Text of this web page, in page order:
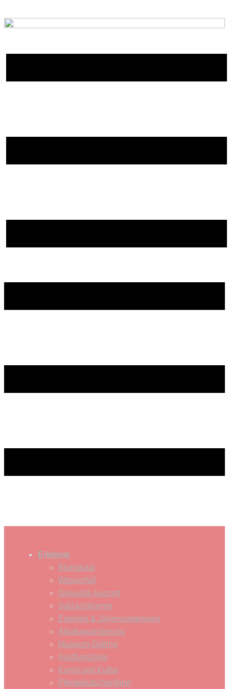
Erlebnis
Bluntautal
Wasserfall
Gesunde Auszeit
Salzachklamm
Egelsee & Jahreszeitenweg
Alpakawanderung
Museum Golling
Ausflugsziele
Kunst und Kultur
Pferdekutschenfahrt